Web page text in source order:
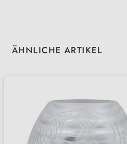
Produktgalerie überspringen
ÄHNLICHE ARTIKEL